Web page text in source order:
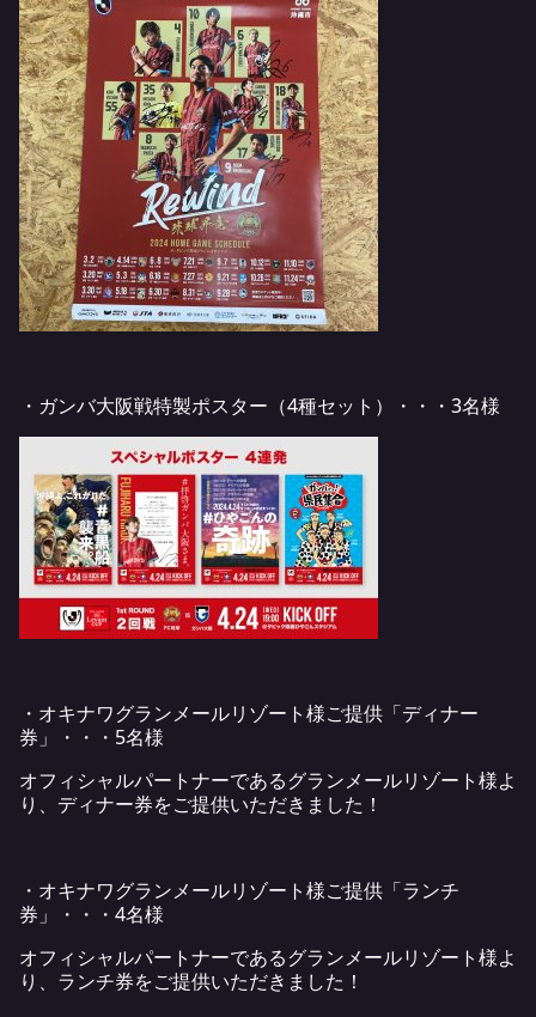
・ガンバ大阪戦特製ポスター（4種セット）・・・3名様
・オキナワグランメールリゾート様ご提供「ディナー
券」・・・5名様
オフィシャルパートナーであるグランメールリゾート様よ
り、ディナー券をご提供いただきました！
・オキナワグランメールリゾート様ご提供「ランチ
券」・・・4名様
オフィシャルパートナーであるグランメールリゾート様よ
り、ランチ券をご提供いただきました！